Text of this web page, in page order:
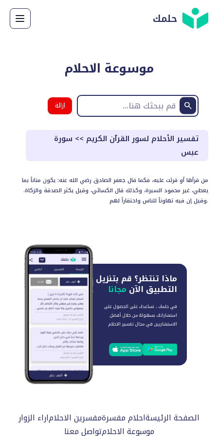
حلمك
موسوعة الاحلام
ازالة
البحث
تفسير الأحلام لسور القرآن الكريم >> سورة
عبس
من قرأها أو قرئت عليه، فكما قال جعفر الصادق رضي الله عنه: يكون مناناً بما
يعطي، غير محمود السيرة، وكذلك قال الكسائي، وقيل يكثر الصدقة والزكاة.
وقيل إن فيه تهاوناً للناس واحتقاراً لهم.
ماذا تنتظر؟ قم بتنزيل
التطبيق الآن مجانا
في حلمك ، نساعدك على الحصول على
استشاراتك بسهولة من خلال أفضل
الاستشاريين في مجال تفسير الاحلام
الصفحة الرئيسةاحلام مفسرةمفسرين الاحلاماراء الزوار
موسوعة الاحلامتواصل معنا